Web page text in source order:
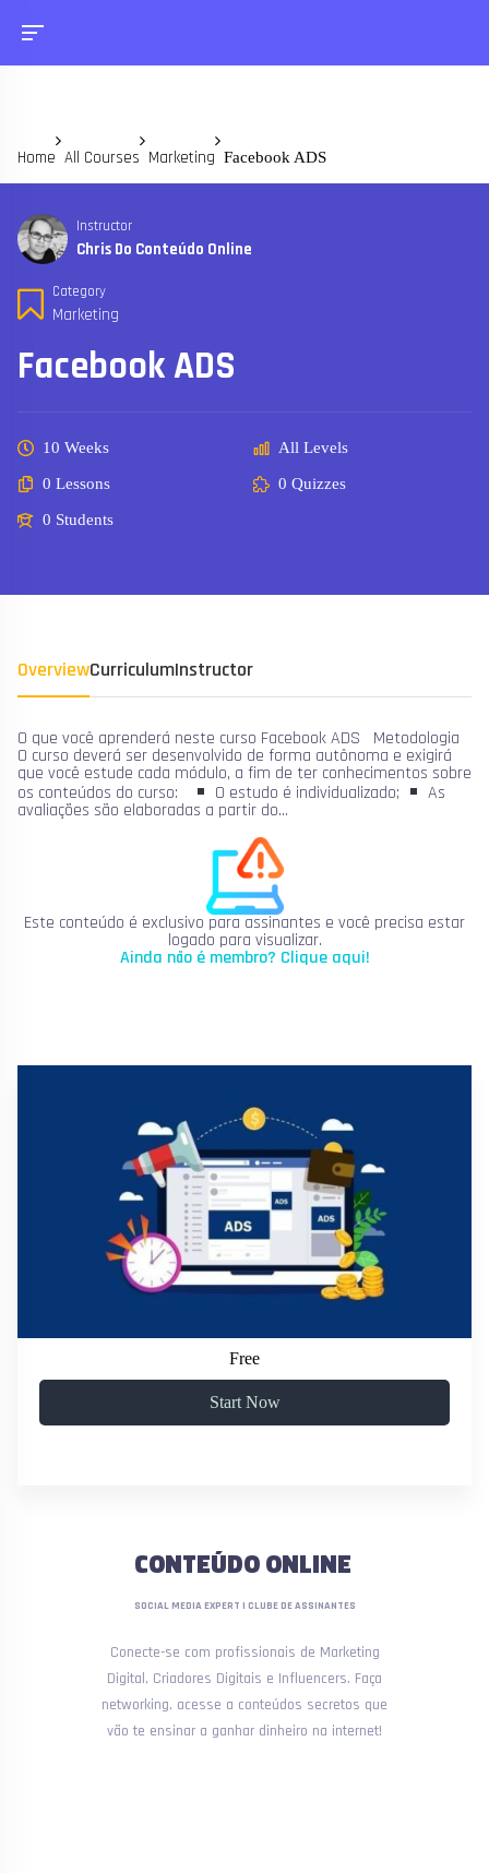
Home All Courses Marketing Facebook ADS
Instructor
Chris Do Conteúdo Online
Category
Marketing
Facebook ADS
10 Weeks All Levels
0 Lessons 0 Quizzes
0 Students
OverviewCurriculumInstructor
O que você aprenderá neste curso Facebook ADS Metodologia
O curso deverá ser desenvolvido de forma autônoma e exigirá
que você estude cada módulo, a fim de ter conhecimentos sobre
os conteúdos do curso:
O estudo é individualizado; As
avaliações são elaboradas a partir do…
Este conteúdo é exclusivo para assinantes e você precisa estar
logado para visualizar.
Ainda não é membro? Clique aqui!
Free
Start Now
CONTEÚDO ONLINE
SOCIAL MEDIA EXPERT | CLUBE DE ASSINANTES
Conecte-se com profissionais de Marketing
Digital, Criadores Digitais e Influencers. Faça
networking, acesse a conteúdos secretos que
vão te ensinar a ganhar dinheiro na internet!